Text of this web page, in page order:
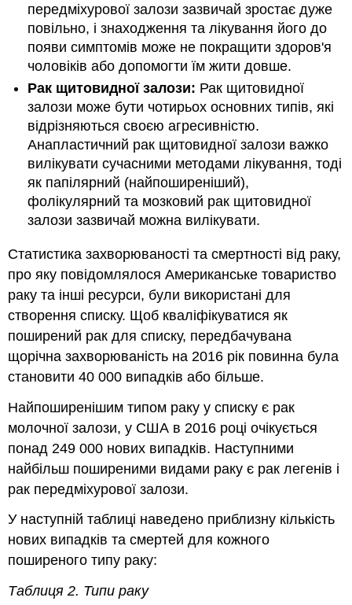
передміхурової залози зазвичай зростає дуже
повільно, і знаходження та лікування його до
появи симптомів може не покращити здоров'я
чоловіків або допомогти їм жити довше.
Рак щитовидної залози: Рак щитовидної
залози може бути чотирьох основних типів, які
відрізняються своєю агресивністю.
Анапластичний рак щитовидної залози важко
вилікувати сучасними методами лікування, тоді
як папілярний (найпоширеніший),
фолікулярний та мозковий рак щитовидної
залози зазвичай можна вилікувати.
Статистика захворюваності та смертності від раку,
про яку повідомлялося Американське товариство
раку та інші ресурси, були використані для
створення списку. Щоб кваліфікуватися як
поширений рак для списку, передбачувана
щорічна захворюваність на 2016 рік повинна була
становити 40 000 випадків або більше.
Найпоширенішим типом раку у списку є рак
молочної залози, у США в 2016 році очікується
понад 249 000 нових випадків. Наступними
найбільш поширеними видами раку є рак легенів і
рак передміхурової залози.
У наступній таблиці наведено приблизну кількість
нових випадків та смертей для кожного
поширеного типу раку:
Таблиця 2. Типи раку